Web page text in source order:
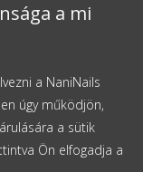
a mi
a NaniNails
úgy működjön,
a sütik
Ön elfogadja a